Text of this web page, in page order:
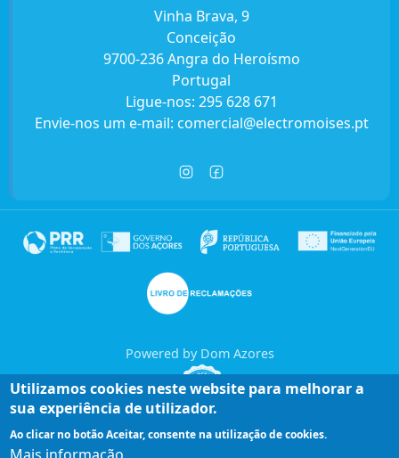
Vinha Brava, 9
Conceição
9700-236 Angra do Heroísmo
Portugal
Ligue-nos: 295 628 671
Envie-nos um e-mail: comercial@electromoises.pt
Powered by Dom Azores
Utilizamos cookies neste website para melhorar a
sua experiência de utilizador.
Ao clicar no botão Aceitar, consente na utilização de cookies.